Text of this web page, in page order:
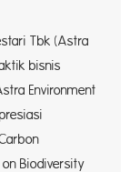
Tbk (Astra
bisnis
Environment
Biodiversity